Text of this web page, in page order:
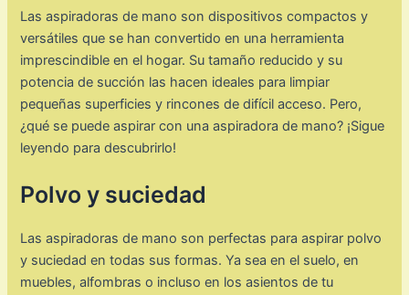
Las aspiradoras de mano son dispositivos compactos y
versátiles que se han convertido en una herramienta
imprescindible en el hogar. Su tamaño reducido y su
potencia de succión las hacen ideales para limpiar
pequeñas superficies y rincones de difícil acceso. Pero,
¿qué se puede aspirar con una aspiradora de mano? ¡Sigue
leyendo para descubrirlo!
Polvo y suciedad
Las aspiradoras de mano son perfectas para aspirar polvo
y suciedad en todas sus formas. Ya sea en el suelo, en
muebles, alfombras o incluso en los asientos de tu